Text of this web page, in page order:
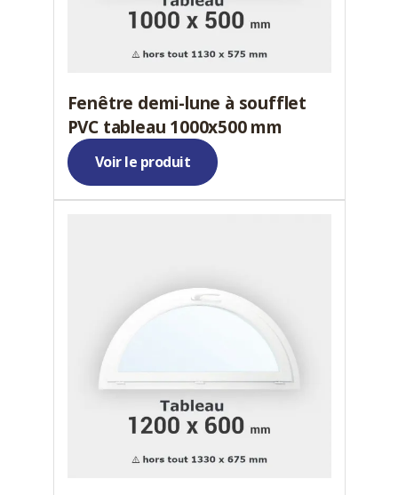
Fenêtre demi-lune à soufflet
PVC tableau 1000x500 mm
Voir le produit